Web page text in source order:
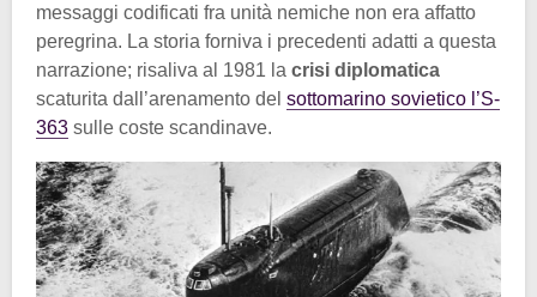
messaggi codificati fra unità nemiche non era affatto
peregrina. La storia forniva i precedenti adatti a questa
narrazione; risaliva al 1981 la crisi diplomatica
scaturita dall’arenamento del sottomarino sovietico l’S-
363 sulle coste scandinave.